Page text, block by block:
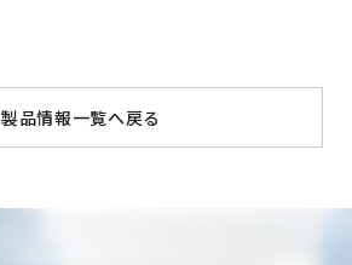
製品情報一覧へ戻る